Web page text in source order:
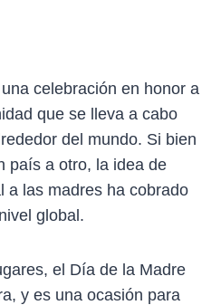
celebración en honor a
que se lleva a cabo
del mundo. Si bien
país a otro, la idea de
a las madres ha cobrado
global.
el Día de la Madre
y es una ocasión para